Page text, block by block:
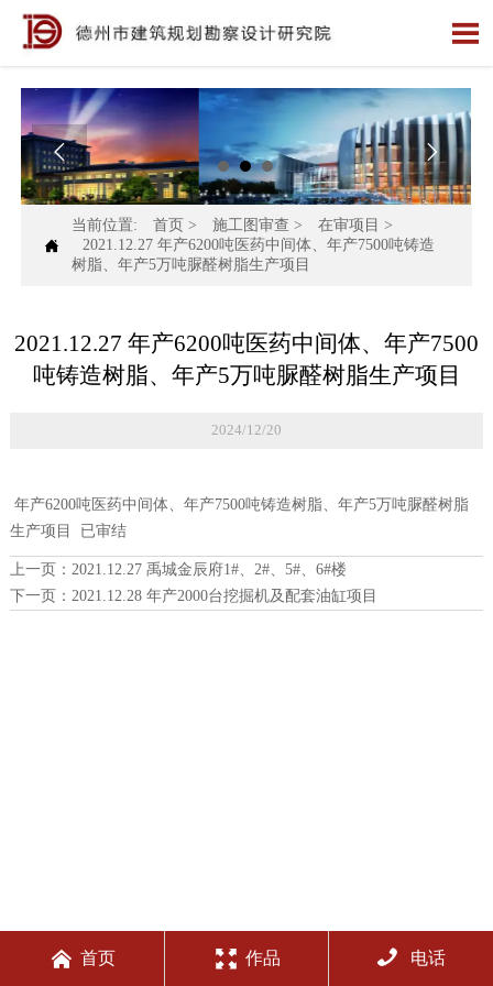

 

当前位置: 首页 > 施工图审查 > 在审项目 >
2021.12.27 年产6200吨医药中间体、年产7500吨铸造
树脂、年产5万吨脲醛树脂生产项目
2021.12.27 年产6200吨医药中间体、年产7500
吨铸造树脂、年产5万吨脲醛树脂生产项目
2024/12/20
年产6200吨医药中间体、年产7500吨铸造树脂、年产5万吨脲醛树脂
生产项目 已审结
上一页： 2021.12.27 禹城金辰府1#、2#、5#、6#楼
下一页： 2021.12.28 年产2000台挖掘机及配套油缸项目
 首页  作品  电话